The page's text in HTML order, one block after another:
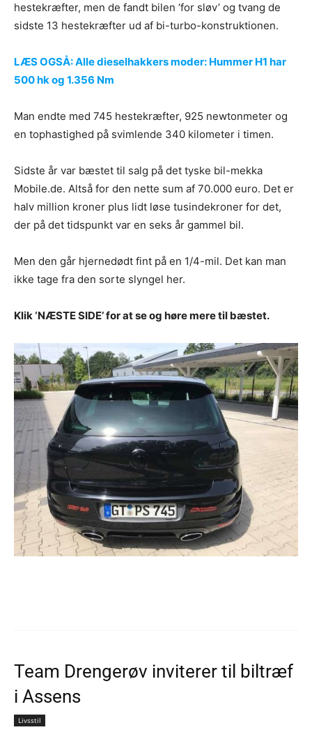
hestekræfter, men de fandt bilen ‘for sløv’ og tvang de
sidste 13 hestekræfter ud af bi-turbo-konstruktionen.
LÆS OGSÅ: Alle dieselhakkers moder: Hummer H1 har
500 hk og 1.356 Nm
Man endte med 745 hestekræfter, 925 newtonmeter og
en tophastighed på svimlende 340 kilometer i timen.
Sidste år var bæstet til salg på det tyske bil-mekka
Mobile.de. Altså for den nette sum af 70.000 euro. Det er
halv million kroner plus lidt løse tusindekroner for det,
der på det tidspunkt var en seks år gammel bil.
Men den går hjernedødt fint på en 1/4-mil. Det kan man
ikke tage fra den sorte slyngel her.
Klik ‘NÆSTE SIDE’ for at se og høre mere til bæstet.
Team Drengerøv inviterer til biltræf
i Assens
Livsstil